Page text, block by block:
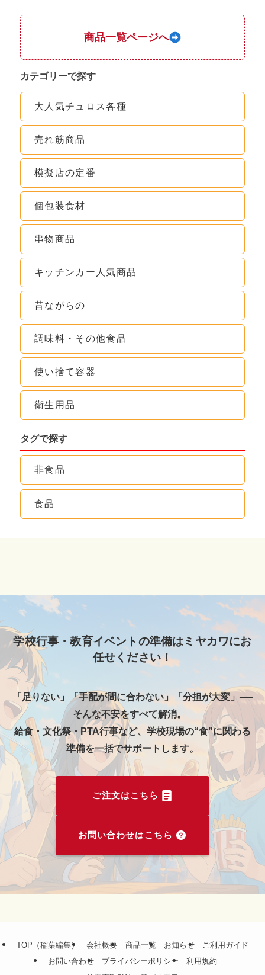
商品一覧ページへ
カテゴリーで探す
大人気チュロス各種
売れ筋商品
模擬店の定番
個包装食材
串物商品
キッチンカー人気商品
昔ながらの
調味料・その他食品
使い捨て容器
衛生用品
タグで探す
非食品
食品
学校行事・教育イベントの準備はミヤカワにお
任せください！
「足りない」「手配が間に合わない」「分担が大変」──
そんな不安をすべて解消。
給食・文化祭・PTA行事など、学校現場の“食”に関わる
準備を一括でサポートします。
ご注文はこちら
お問い合わせはこちら
TOP（稲葉編集） 会社概要 商品一覧 お知らせ
ご利用ガイド
お問い合わせ
プライバシーポリシー
利用規約